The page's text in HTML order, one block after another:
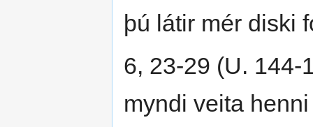
þú látir mér diski
6, 23-29 (U. 144-
myndi veita